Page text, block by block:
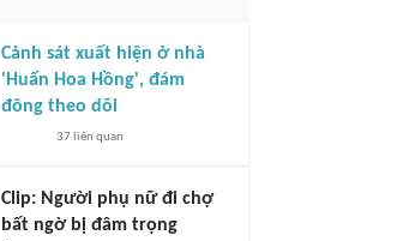
Cảnh sát xuất hiện ở nhà
'Huấn Hoa Hồng', đám
đông theo dõi
37liên quan
Clip: Người phụ nữ đi chợ
bất ngờ bị đâm trọng